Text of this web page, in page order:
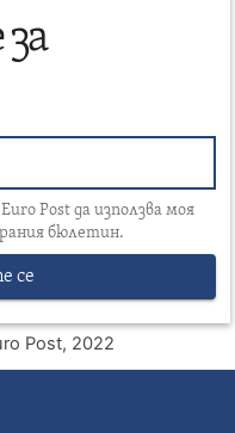
Post да използва моя
бюлетин.
се
Post, 2022